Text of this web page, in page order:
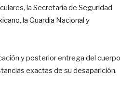
la Secretaría de Seguridad
la Guardia Nacional y
y posterior entrega del cuerpo
exactas de su desaparición.